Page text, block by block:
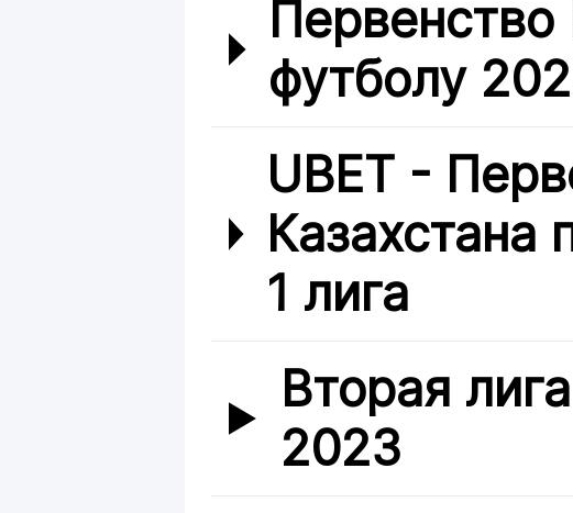
Первенство
футболу
UBET -
Казахстана
1 лига
Вторая
2023